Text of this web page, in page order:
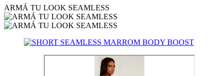
ARMÁ TU LOOK SEAMLESS